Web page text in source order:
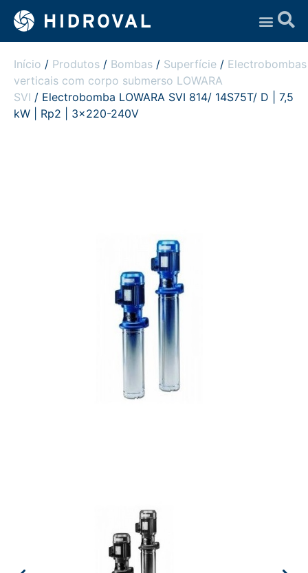
Início / Produtos / Bombas / Superfície / Electrobombas
verticais com corpo submerso LOWARA
SVI / Electrobomba LOWARA SVI 814/ 14S75T/ D | 7,5
kW | Rp2 | 3×220-240V